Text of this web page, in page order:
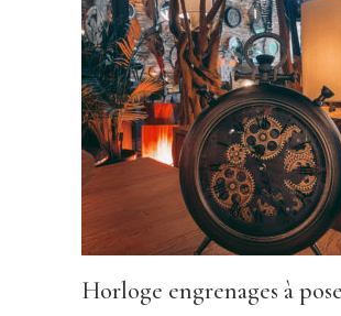
Horloge engrenages à